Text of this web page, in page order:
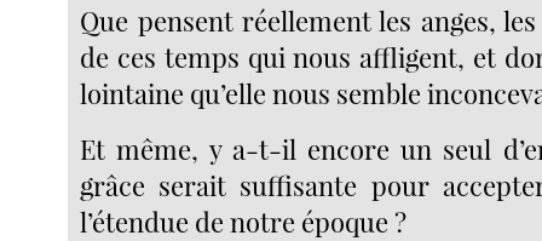
Que pensent réellement les anges,
de ces temps qui nous affligent, et
lointaine qu’elle nous semble
Et même, y a-t-il encore un seul
grâce serait suffisante pour
l’étendue de notre époque ?